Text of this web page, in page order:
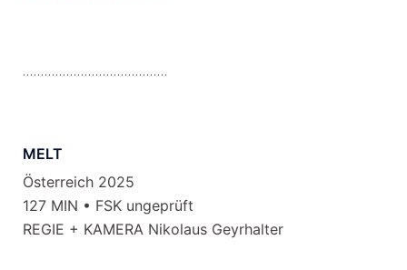
MELT
Österreich 2025
127 MIN • FSK ungeprüft
REGIE + KAMERA Nikolaus Geyrhalter